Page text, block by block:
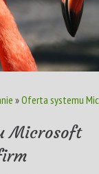
»Oferta systemu
Microsoft